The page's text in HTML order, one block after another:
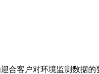
合客户对环境监测数据的